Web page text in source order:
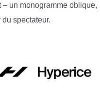
– un monogramme oblique,
spectateur.